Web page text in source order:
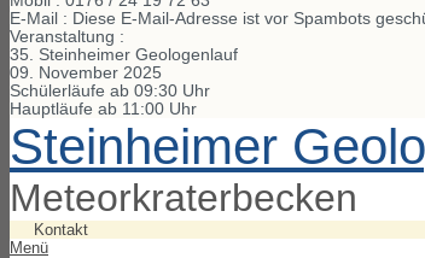
E-Mail : Diese E-Mail-Adresse ist vor Spambots
Veranstaltung :
35. Steinheimer Geologenlauf
09. November 2025
Schülerläufe ab 09:30 Uhr
Hauptläufe ab 11:00 Uhr
Steinheimer
Meteorkraterbecken
Kontakt
Menü